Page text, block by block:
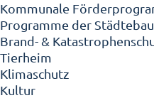
Kommunale
Programme der
Brand- &
Tierheim
Klimaschutz
Kultur